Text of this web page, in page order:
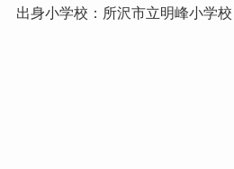
出身小学校：所沢市立明峰小学校